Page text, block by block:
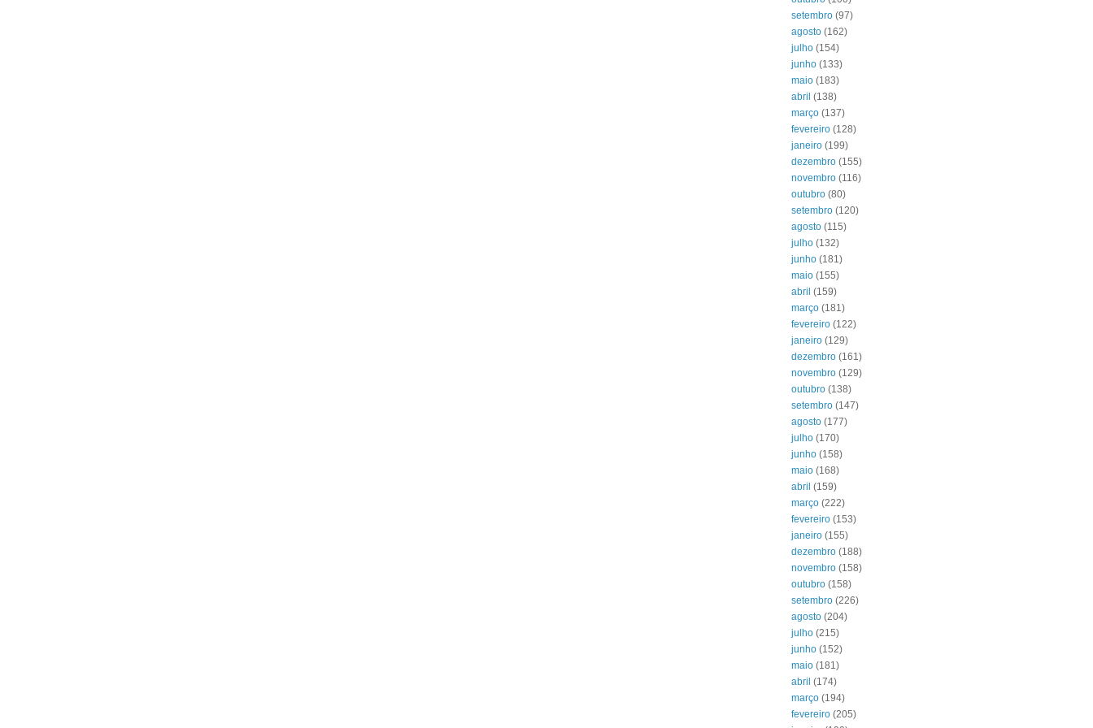
setembro (97)
agosto (162)
julho (154)
junho (133)
maio (183)
abril (138)
março (137)
fevereiro (128)
janeiro (199)
dezembro (155)
novembro (116)
outubro (80)
setembro (120)
agosto (115)
julho (132)
junho (181)
maio (155)
abril (159)
março (181)
fevereiro (122)
janeiro (129)
dezembro (161)
novembro (129)
outubro (138)
setembro (147)
agosto (177)
julho (170)
junho (158)
maio (168)
abril (159)
março (222)
fevereiro (153)
janeiro (155)
dezembro (188)
novembro (158)
outubro (158)
setembro (226)
agosto (204)
julho (215)
junho (152)
maio (181)
abril (174)
março (194)
fevereiro (205)